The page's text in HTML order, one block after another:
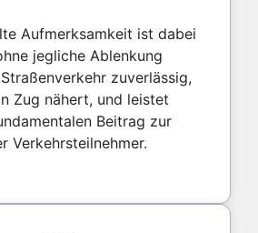
Aufmerksamkeit ist dabei
jegliche Ablenkung
zuverlässig,
Zug nähert, und leistet
Beitrag zur
Verkehrsteilnehmer.